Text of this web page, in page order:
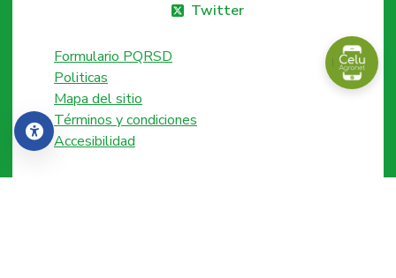
Accesibilidad
Twitter
Formulario PQRSD
Politicas
Mapa del sitio
Términos y condiciones
Accesibilidad